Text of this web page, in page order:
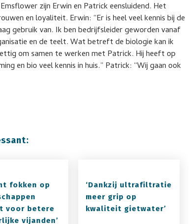
zijn Erwin en Patrick eensluidend. Het
en loyaliteit. Erwin: “Er is heel veel kennis bij de
gebruik van. Ik ben bedrijfsleider geworden vanaf
en de teelt. Wat betreft de biologie kan ik
om samen te werken met Patrick. Hij heeft op
en bio veel kennis in huis.” Patrick: “Wij gaan ook
fokken op
voor betere
vijanden’
‘Dankzij ultrafiltratie
meer grip op
kwaliteit gietwater’